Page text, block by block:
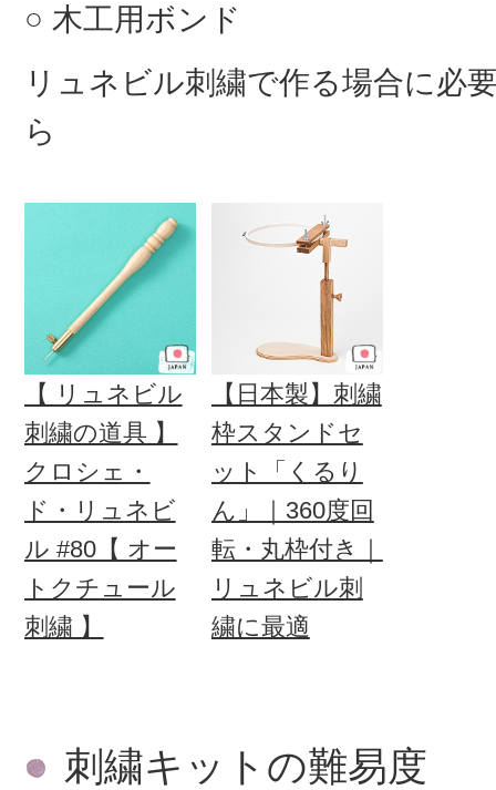
木工用ボンド
リュネビル刺繍で作る場合に必
ら
【 リュネビル
刺繍の道具 】
クロシェ・
ド・リュネビ
ル #80【 オー
トクチュール
刺繍 】
【日本製】刺繍
枠スタンドセ
ット「くるり
ん」｜360度回
転・丸枠付き｜
リュネビル刺
繍に最適
刺繍キットの難易度